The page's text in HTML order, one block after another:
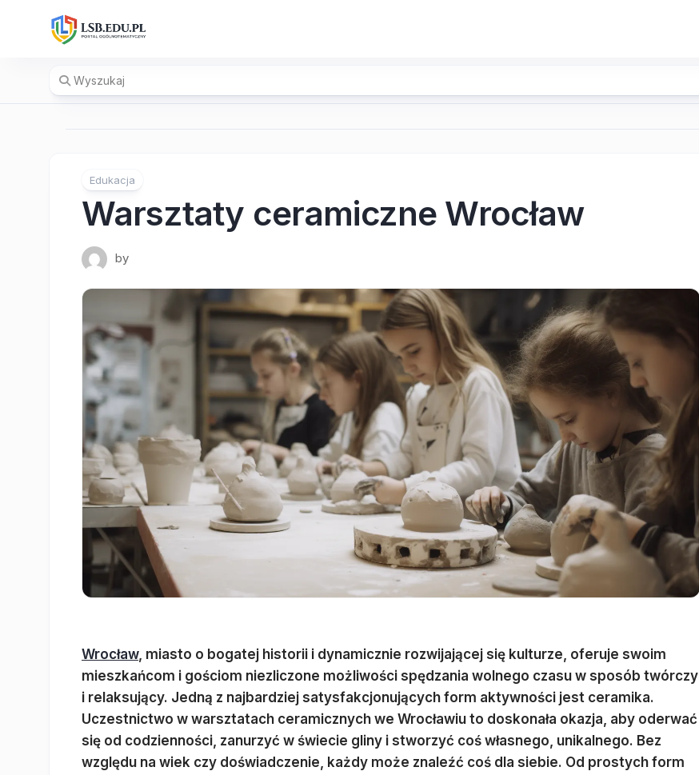
Edukacja
Warsztaty ceramiczne Wrocław
by
Wrocław, miasto o bogatej historii i dynamicznie rozwijającej się kulturze, oferuje swoim
mieszkańcom i gościom niezliczone możliwości spędzania wolnego czasu w sposób twórczy
i relaksujący. Jedną z najbardziej satysfakcjonujących form aktywności jest ceramika.
Uczestnictwo w warsztatach ceramicznych we Wrocławiu to doskonała okazja, aby oderwać
się od codzienności, zanurzyć w świecie gliny i stworzyć coś własnego, unikalnego. Bez
względu na wiek czy doświadczenie, każdy może znaleźć coś dla siebie. Od prostych form